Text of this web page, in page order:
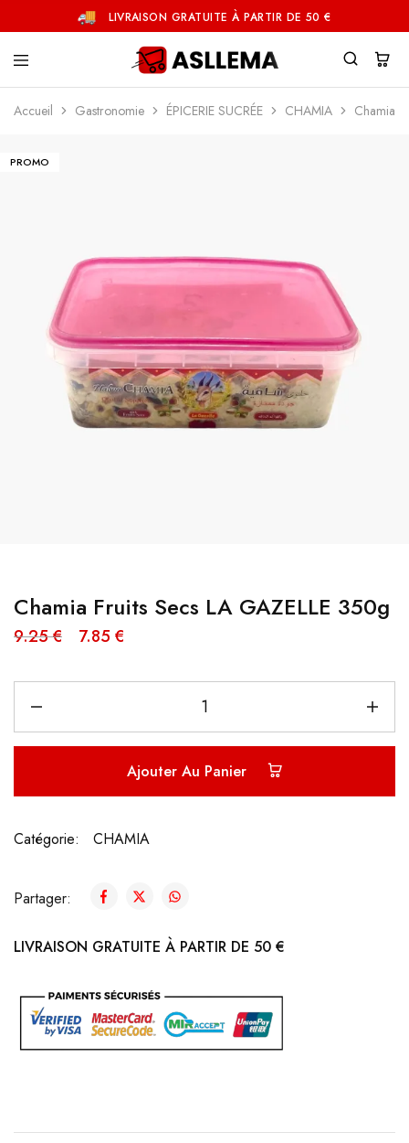
LIVRAISON GRATUITE À PARTIR DE 50 €
Accueil Gastronomie ÉPICERIE SUCRÉE CHAMIA Chamia
PROMO
Chamia Fruits Secs LA GAZELLE 350g
9.25€ 7.85 €
Ajouter Au Panier
Catégorie: CHAMIA
Partager:
LIVRAISON GRATUITE À PARTIR DE 50 €